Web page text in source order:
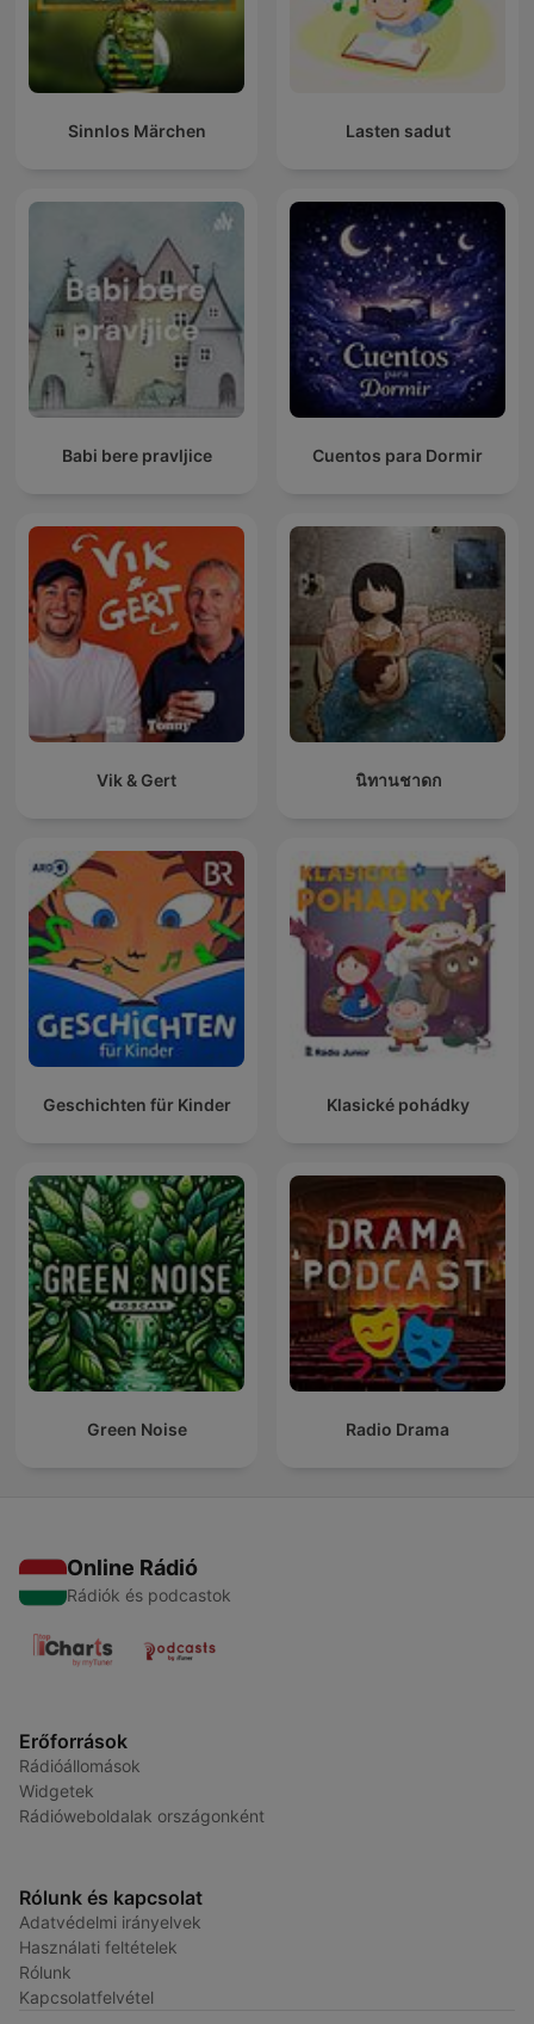
Sinnlos Märchen Lasten sadut
Babi bere pravljice Cuentos para Dormir
Vik & Gert นิทานชาดก
Geschichten für Kinder Klasické pohádky
Green Noise Radio Drama
Online Rádió
Rádiók és podcastok
Erőforrások
Rádióállomások
Widgetek
Rádióweboldalak országonként
Rólunk és kapcsolat
Adatvédelmi irányelvek
Használati feltételek
Rólunk
Kapcsolatfelvétel